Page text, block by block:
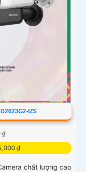
IZS
₫
₫
chất lượng cao